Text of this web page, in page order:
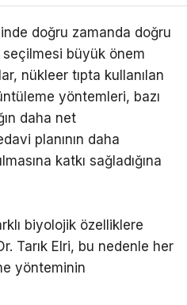
doğru zamanda doğru
büyük önem
nükleer tıpta kullanılan
yöntemleri, bazı
daha net
planının daha
katkı sağladığına
biyolojik özelliklere
Tarık Elri, bu nedenle her
yönteminin